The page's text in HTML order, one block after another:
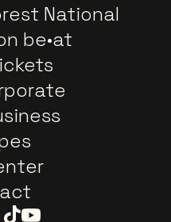
National
be•at
TiktokYoutube